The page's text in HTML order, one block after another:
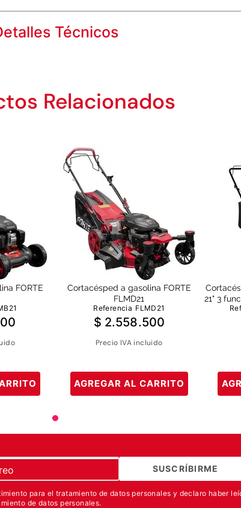
Técnicos
Relacionados
FORTE
Cortacésped a gasolina FORTE
FLMD21
Referencia FLMD21
$ 2.558.500
Precio IVA incluido
AGREGAR AL CARRITO
21" 3
SUSCRÍBIRME
para el tratamiento de datos personales y declaro haber
de datos personales.